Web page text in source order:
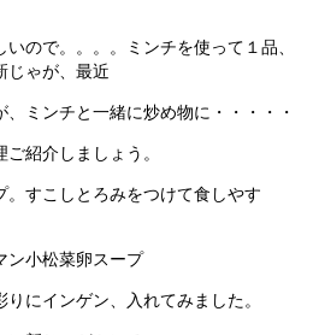
ので。。。。ミンチを使って１品、
じゃが、最近
ミンチと一緒に炒め物に・・・・・
紹介しましょう。
。すこしとろみをつけて食しやす
にインゲン、入れてみました。